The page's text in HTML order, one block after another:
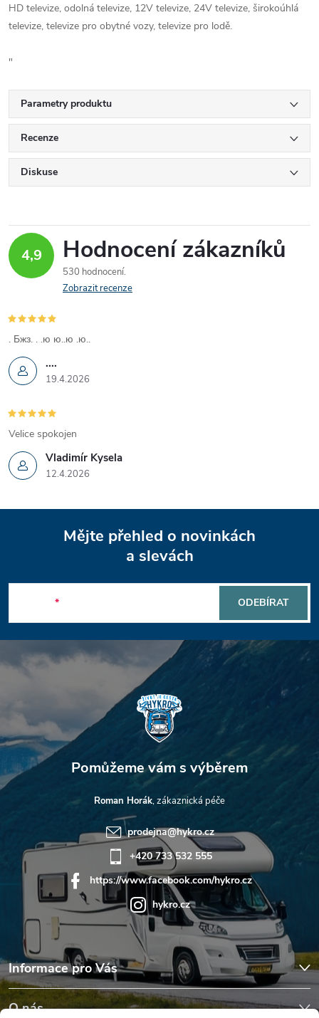
HD televize, odolná televize, 12V televize, 24V televize, širokoúhlá
televize, televize pro obytné vozy, televize pro lodě.
"
Parametry produktu
Recenze
Diskuse
4,9 Hodnocení zákazníků
530 hodnocení
Zobrazit recenze
....
19.4.2026
. Бжз. . .ю ю..ю .ю..
Vladimír Kysela
12.4.2026
Velice spokojen
p
a
t
í
Mějte přehled o novinkách
a slevách
ODEBÍRAT
Informace pro Vás
O nás
Roman Horák
prodejna@hykro.cz
+420 733 532 555
https://www.facebook.com/hykro.cz
hykro.cz